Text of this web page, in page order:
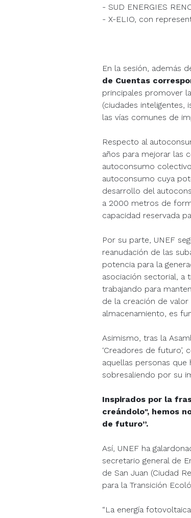
- SUD ENERGIES
- X-ELIO, con
En la sesión, además
de Cuentas
principales promover
(ciudades inteligentes,
las vías comunes de
Respecto al
años para mejorar las
autoconsumo
autoconsumo cuya
desarrollo del
a 2000 metros de
capacidad reservada
Por su parte, UNEF
reanudación de las
potencia para la
asociación sectorial, a
trabajando para
de la creación de
almacenamiento, es
Asimismo, tras la
‘Creadores de
aquellas personas
sobresaliendo por su
Inspirados por la
creándolo", hemos
de futuro”.
Así, UNEF ha
secretario general de
de San Juan (Ciudad
para la Transición
“La energía